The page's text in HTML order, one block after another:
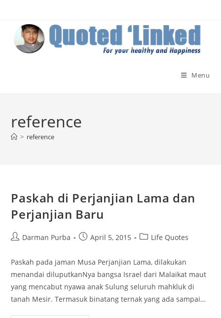
content
Menu
reference
> reference
Paskah di Perjanjian Lama dan
Perjanjian Baru
PostDarman Purba
PostApril 5, 2015
PostLife Quotes
Paskah pada jaman Musa Perjanjian Lama, dilakukan
menandai diluputkanNya bangsa Israel dari Malaikat maut
yang mencabut nyawa anak Sulung seluruh mahkluk di
tanah Mesir. Termasuk binatang ternak yang ada sampai…